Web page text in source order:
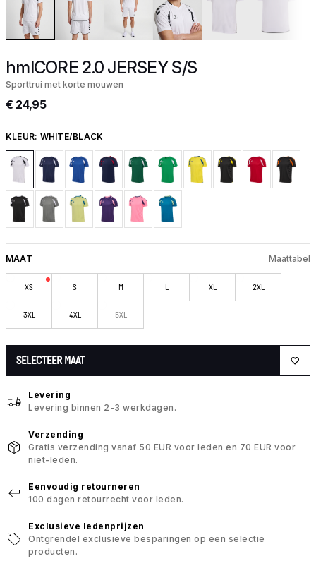
hmlCORE 2.0 JERSEY S/S
Sporttrui met korte mouwen
€ 24,95
KLEUR: WHITE/BLACK
MAAT Maattabel
XS S M L XL 2XL
3XL 4XL 5XL
SELECTEER MAAT
Levering
Levering binnen 2-3 werkdagen.
Verzending
Gratis verzending vanaf 50 EUR voor leden en 70 EUR voor
niet-leden.
Eenvoudig retourneren
100 dagen retourrecht voor leden.
Exclusieve ledenprijzen
Ontgrendel exclusieve besparingen op een selectie
producten.